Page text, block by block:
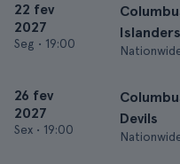
22 fev
2027
Seg • 19:00
Islanders
26 fev
2027
Sex • 19:00
Devils